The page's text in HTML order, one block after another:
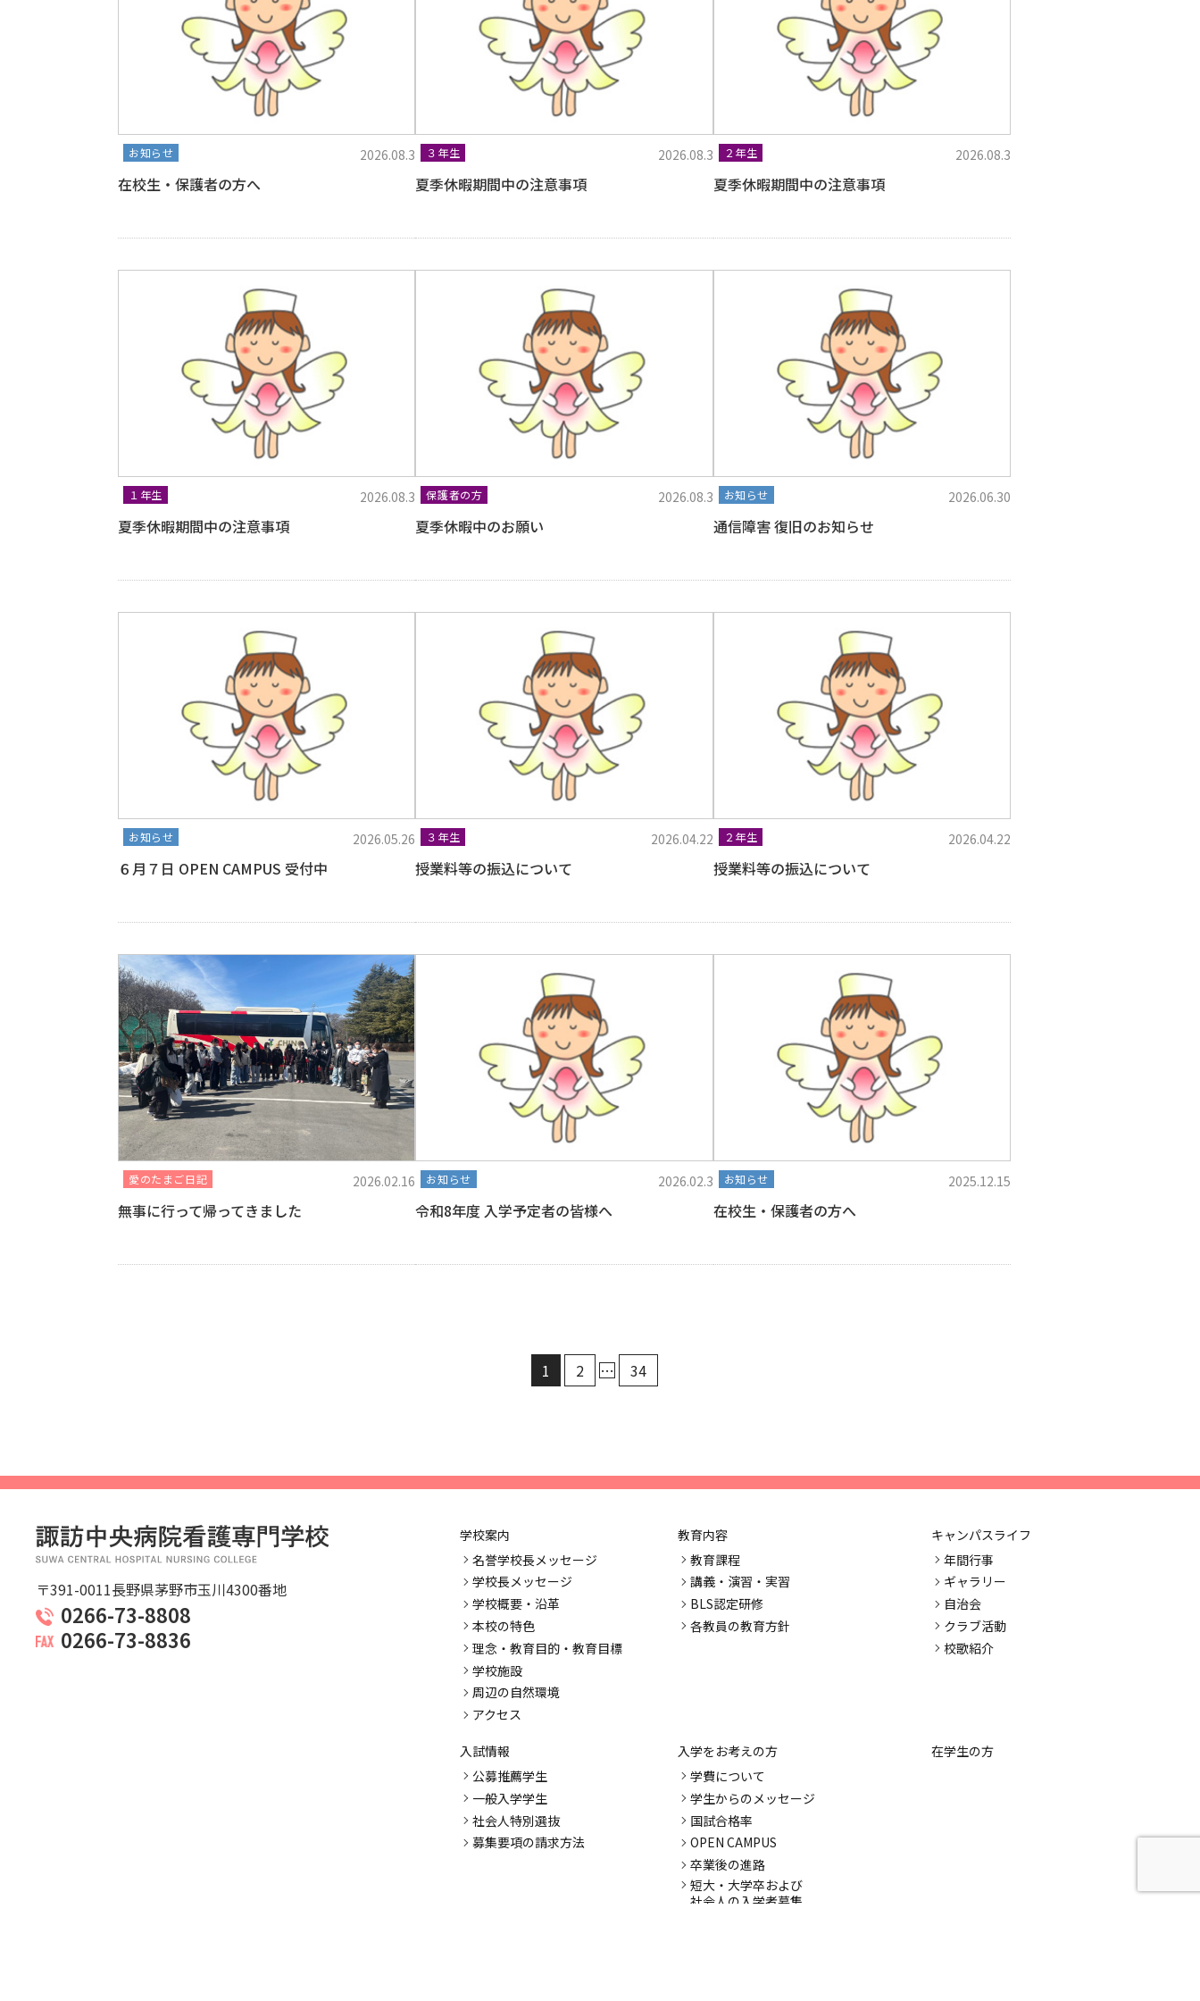
お知らせ 2026.08.3
在校生・保護者の方へ
３年生 2026.08.3
夏季休暇期間中の注意事項
２年生 2026.08.3
夏季休暇期間中の注意事項
１年生 2026.08.3
夏季休暇期間中の注意事項
保護者の方 2026.08.3
夏季休暇中のお願い
お知らせ 2026.06.30
通信障害 復旧のお知らせ
お知らせ 2026.05.26
６月７日 OPEN CAMPUS 受付中
３年生 2026.04.22
授業料等の振込について
２年生 2026.04.22
授業料等の振込について
愛のたまご日記 2026.02.16
無事に行って帰ってきました
お知らせ 2026.02.3
令和8年度 入学予定者の皆様へ
お知らせ 2025.12.15
在校生・保護者の方へ
ー
ジ
送
り
1 2 … 34
〒391-0011長野県茅野市玉川4300番地
0266-73-8808
0266-73-8836
学校案内
名誉学校長メッセージ
学校長メッセージ
学校概要・沿革
本校の特色
理念・教育目的・教育目標
学校施設
周辺の自然環境
アクセス
教育内容
教育課程
講義・演習・実習
BLS認定研修
各教員の教育方針
キャンパスライフ
年間行事
ギャラリー
自治会
クラブ活動
校歌紹介
入試情報
公募推薦学生
一般入学学生
社会人特別選抜
募集要項の請求方法
入学をお考えの方
学費について
学生からのメッセージ
国試合格率
OPEN CAMPUS
卒業後の進路
短大・大学卒および
社会人の入学者募集
在学生の方